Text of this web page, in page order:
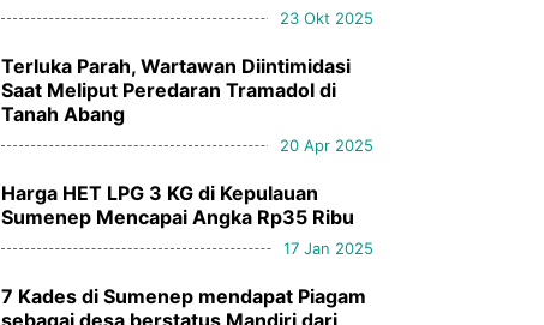
23 Okt 2025
Terluka Parah, Wartawan Diintimidasi
Saat Meliput Peredaran Tramadol di
Tanah Abang
20 Apr 2025
Harga HET LPG 3 KG di Kepulauan
Sumenep Mencapai Angka Rp35 Ribu
17 Jan 2025
7 Kades di Sumenep mendapat Piagam
sebagai desa berstatus Mandiri dari